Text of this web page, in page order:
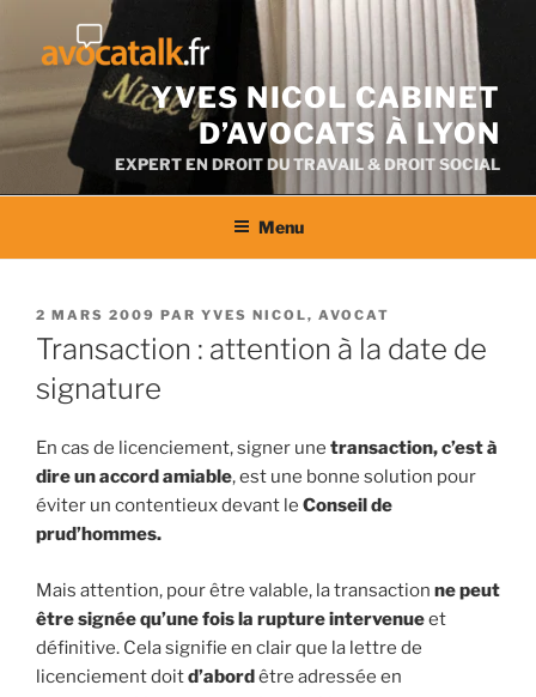
contenu
YVES NICOL CABINET
D’AVOCATS À LYON
EXPERT EN DROIT DU TRAVAIL & DROIT SOCIAL
Menu
PUBLIÉ
LE
2 MARS 2009 PAR YVES NICOL, AVOCAT
Transaction : attention à la date de
signature
En cas de licenciement, signer une transaction, c’est à
dire un accord amiable, est une bonne solution pour
éviter un contentieux devant le Conseil de
prud’hommes.
Mais attention, pour être valable, la transaction ne peut
être signée qu’une fois la rupture intervenueet
définitive. Cela signifie en clair que la lettre de
licenciement doitd’abordêtre adressée en